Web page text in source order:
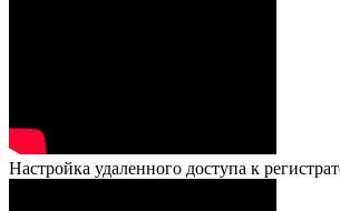
Настройка удаленного доступа к